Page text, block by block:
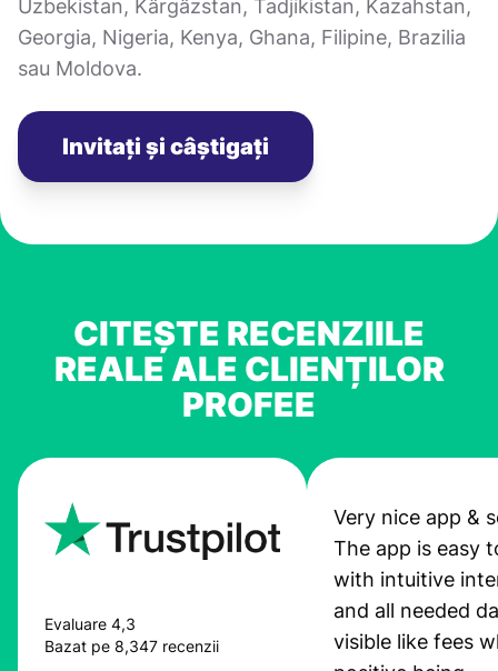
Uzbekistan, Kârgâzstan, Tadjikistan, Kazahstan,
Georgia, Nigeria, Kenya, Ghana, Filipine, Brazilia
sau Moldova.
Invitați și câștigați
CITEȘTE RECENZIILE
REALE ALE CLIENȚILOR
PROFEE
Evaluare 4,3
Bazat pe 8,347 recenzii
Very nice app &
The app is easy
with intuitive
and all needed
visible like fees